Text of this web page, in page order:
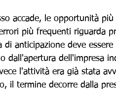
accade, le opportunità
più frequenti riguarda
di anticipazione deve
dall'apertura dell'impresa
l'attività era già stata
il termine decorre dalla